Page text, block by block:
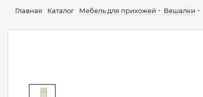
Главная Каталог Мебель для прихожей Вешалки